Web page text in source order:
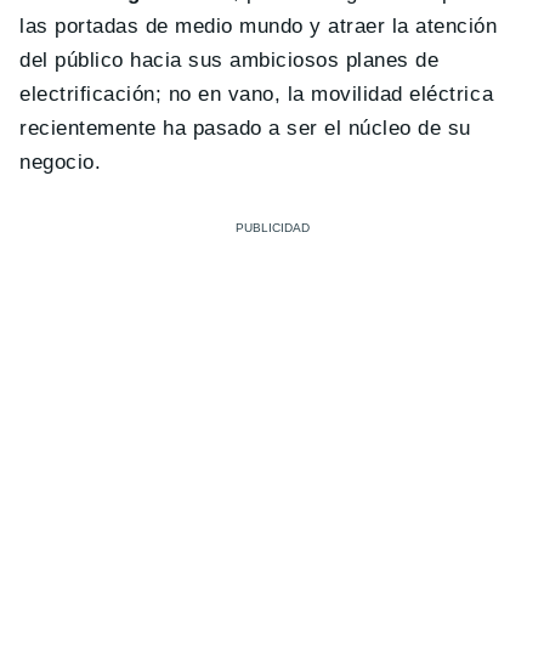
las portadas de medio mundo y atraer la atención
del público hacia sus ambiciosos planes de
electrificación; no en vano, la movilidad eléctrica
recientemente ha pasado a ser el núcleo de su
negocio.